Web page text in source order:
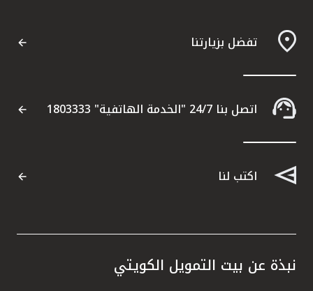
تفضل بزيارتنا
اتصل بنا 24/7 "الخدمة الهاتفية" 1803333
اكتب لنا
نبذة عن بيت التمويل الكويتي